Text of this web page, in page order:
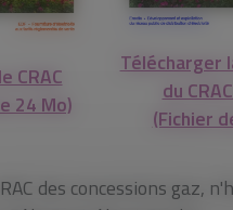
CRAC
24 Mo)
Télécharger
du
(Fichier
des concessions gaz,